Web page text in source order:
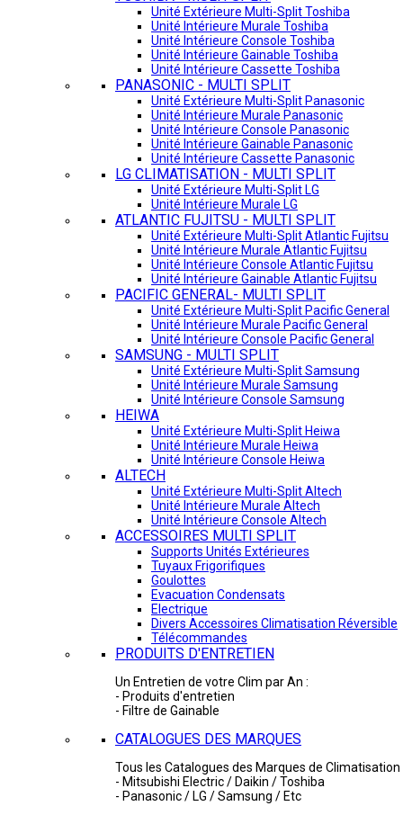
Unité Extérieure Multi-Split Toshiba
Unité Intérieure Murale Toshiba
Unité Intérieure Console Toshiba
Unité Intérieure Gainable Toshiba
Unité Intérieure Cassette Toshiba
PANASONIC - MULTI SPLIT
Unité Extérieure Multi-Split Panasonic
Unité Intérieure Murale Panasonic
Unité Intérieure Console Panasonic
Unité Intérieure Gainable Panasonic
Unité Intérieure Cassette Panasonic
LG CLIMATISATION - MULTI SPLIT
Unité Extérieure Multi-Split LG
Unité Intérieure Murale LG
ATLANTIC FUJITSU - MULTI SPLIT
Unité Extérieure Multi-Split Atlantic Fujitsu
Unité Intérieure Murale Atlantic Fujitsu
Unité Intérieure Console Atlantic Fujitsu
Unité Intérieure Gainable Atlantic Fujitsu
PACIFIC GENERAL- MULTI SPLIT
Unité Extérieure Multi-Split Pacific General
Unité Intérieure Murale Pacific General
Unité Intérieure Console Pacific General
SAMSUNG - MULTI SPLIT
Unité Extérieure Multi-Split Samsung
Unité Intérieure Murale Samsung
Unité Intérieure Console Samsung
HEIWA
Unité Extérieure Multi-Split Heiwa
Unité Intérieure Murale Heiwa
Unité Intérieure Console Heiwa
ALTECH
Unité Extérieure Multi-Split Altech
Unité Intérieure Murale Altech
Unité Intérieure Console Altech
ACCESSOIRES MULTI SPLIT
Supports Unités Extérieures
Tuyaux Frigorifiques
Goulottes
Evacuation Condensats
Electrique
Divers Accessoires Climatisation Réversible
Télécommandes
PRODUITS D'ENTRETIEN
Un Entretien de votre Clim par An :
- Produits d'entretien
- Filtre de Gainable
CATALOGUES DES MARQUES
Tous les Catalogues des Marques de Climatisation
- Mitsubishi Electric / Daikin / Toshiba
- Panasonic / LG / Samsung / Etc